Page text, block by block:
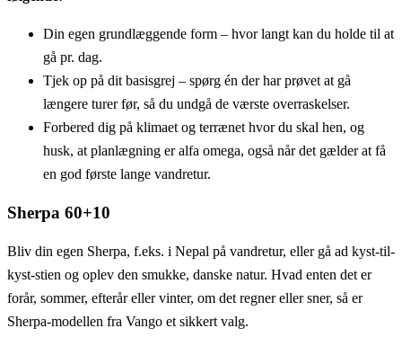
Din egen grundlæggende form – hvor langt kan du holde til at
gå pr. dag.
Tjek op på dit basisgrej – spørg én der har prøvet at gå
længere turer før, så du undgå de værste overraskelser.
Forbered dig på klimaet og terrænet hvor du skal hen, og
husk, at planlægning er alfa omega, også når det gælder at få
en god første lange vandretur.
Sherpa 60+10
Bliv din egen Sherpa, f.eks. i Nepal på vandretur, eller gå ad kyst-til-
kyst-stien og oplev den smukke, danske natur. Hvad enten det er
forår, sommer, efterår eller vinter, om det regner eller sner, så er
Sherpa-modellen fra Vango et sikkert valg.